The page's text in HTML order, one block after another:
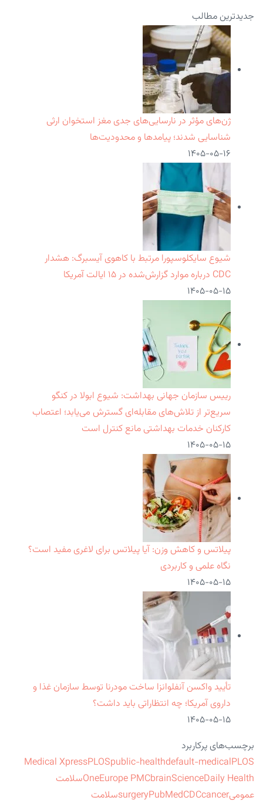
جدیدترین مطالب
ژن‌های مؤثر در نارسایی‌های جدی مغز استخوان ارثی
شناسایی شدند؛ پیامدها و محدودیت‌ها
۱۴۰۵-۰۵-۱۶
شیوع سایکلوسپورا مرتبط با کاهوی آیسبرگ: هشدار
CDC درباره موارد گزارش‌شده در ۱۵ ایالت آمریکا
۱۴۰۵-۰۵-۱۵
رییس سازمان جهانی بهداشت: شیوع ابولا در کنگو
سریع‌تر از تلاش‌های مقابله‌ای گسترش می‌یابد؛ اعتصاب
کارکنان خدمات بهداشتی مانع کنترل است
۱۴۰۵-۰۵-۱۵
پیلاتس و کاهش وزن: آیا پیلاتس برای لاغری مفید است؟
نگاه علمی و کاربردی
۱۴۰۵-۰۵-۱۵
تأیید واکسن آنفلوانزا ساخت مودرنا توسط سازمان غذا و
داروی آمریکا؛ چه انتظاراتی باید داشت؟
۱۴۰۵-۰۵-۱۵
برچسب‌های پرکاربرد
Medical XpressPLOSpublic-healthdefault-medicalPLOS
OneEurope PMCbrainScienceDaily Health
سلامت
عمومی
surgeryPubMedCDCcancer
سلامت